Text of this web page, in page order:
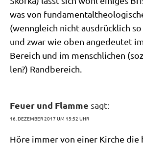
was von
(wenn­gleich nicht aus­drück­lich
und zwar wie oben ange­deu­tet
Bereich und im mensch­li­chen
len?) Randbereich.
Feuer und Flamme sagt:
16. DEZEMBER 2017 UM 15:52 UHR
Höre immer von einer Kir­che